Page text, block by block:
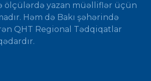
ölçülərdə yazan müəlliflər üçün
Həm də Bakı şəhərində
QHT Regional Tədqiqatlar